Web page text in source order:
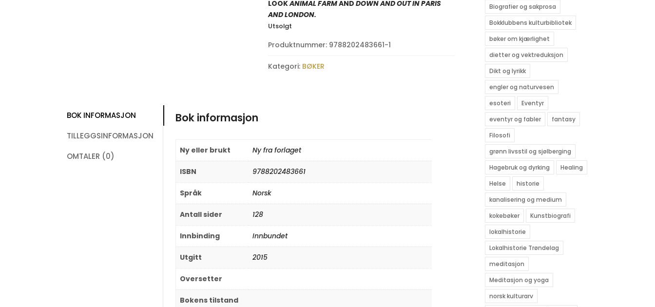
LOOKANIMAL FARMAND DOWN AND OUT IN PARIS
AND LONDON.
Utsolgt
Produktnummer: 9788202483661-1
Kategori: BØKER
BOK INFORMASJON
TILLEGGSINFORMASJON
OMTALER (0)
Bok informasjon
Ny eller brukt Ny fra forlaget
ISBN 9788202483661
Språk Norsk
Antall sider 128
Innbinding Innbundet
Utgitt 2015
Oversetter
Bokens tilstand
Biografier og sakprosa
Bokklubbens kulturbibliotek
bøker om kjærlighet
dietter og vektreduksjon
Dikt og lyrikk
engler og naturvesen
esoteri
Eventyr
eventyr og fabler
fantasy
Filosofi
grønn livsstil og sjølberging
Hagebruk og dyrking
Healing
Helse
historie
kanalisering og medium
kokebøker
Kunstbiografi
lokalhistorie
Lokalhistorie Trøndelag
meditasjon
Meditasjon og yoga
norsk kulturarv